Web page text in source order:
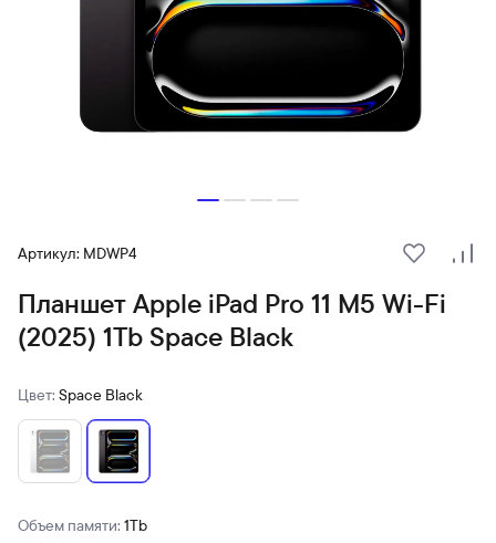
Артикул: MDWP4
В
Планшет Apple iPad Pro 11 M5 Wi-Fi
(2025) 1Tb Space Black
Цвет: Space Black
Объем памяти: 1Tb